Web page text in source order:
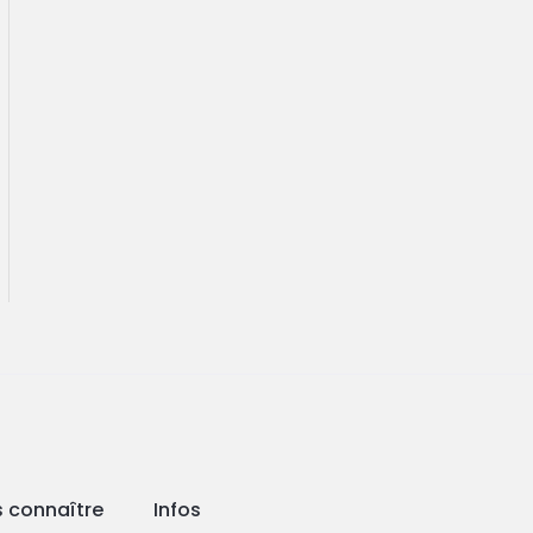
connaître Infos